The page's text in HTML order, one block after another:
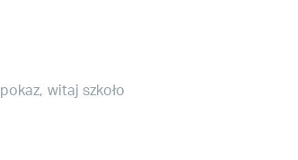
pokaz, witaj szkoło